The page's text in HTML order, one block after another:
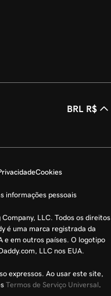
BRL R$
Cookies
informações pessoais
LLC. Todos os direitos
é uma marca registrada da
e em outros países. O logotipo
LLC nos EUA.
expressos. Ao usar este site,
Termos de Serviço Universal.